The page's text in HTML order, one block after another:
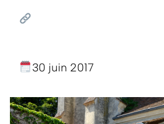
30 juin 2017